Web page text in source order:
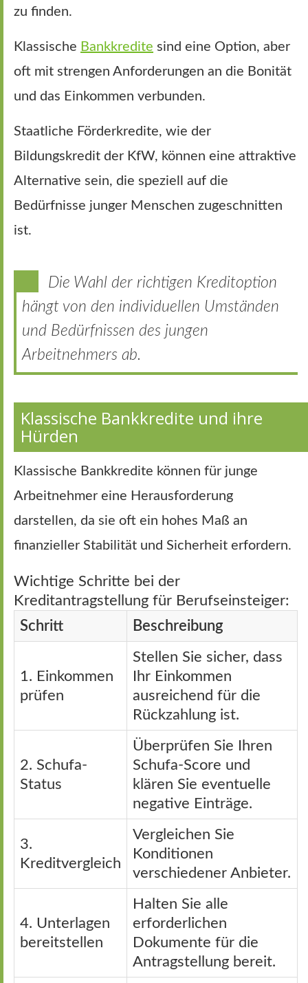
zu finden.
Klassische Bankkredite sind eine Option, aber
oft mit strengen Anforderungen an die Bonität
und das Einkommen verbunden.
Staatliche Förderkredite, wie der
Bildungskredit der KfW, können eine attraktive
Alternative sein, die speziell auf die
Bedürfnisse junger Menschen zugeschnitten
ist.
Die Wahl der richtigen Kreditoption
hängt von den individuellen Umständen
und Bedürfnissen des jungen
Arbeitnehmers ab.
Klassische Bankkredite und ihre
Hürden
Klassische Bankkredite können für junge
Arbeitnehmer eine Herausforderung
darstellen, da sie oft ein hohes Maß an
finanzieller Stabilität und Sicherheit erfordern.
Wichtige Schritte bei der
Kreditantragstellung für Berufseinsteiger:
Schritt
Beschreibung
1. Einkommen
prüfen
Stellen Sie sicher, dass
Ihr Einkommen
ausreichend für die
Rückzahlung ist.
2. Schufa-
Status
Überprüfen Sie Ihren
Schufa-Score und
klären Sie eventuelle
negative Einträge.
3.
Kreditvergleich
Vergleichen Sie
Konditionen
verschiedener Anbieter.
4. Unterlagen
bereitstellen
Halten Sie alle
erforderlichen
Dokumente für die
Antragstellung bereit.